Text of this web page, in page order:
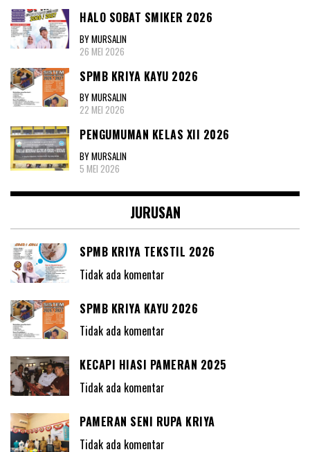
HALO SOBAT SMIKER 2026
BY MURSALIN
26 MEI 2026
SPMB KRIYA KAYU 2026
BY MURSALIN
22 MEI 2026
PENGUMUMAN KELAS XII 2026
BY MURSALIN
5 MEI 2026
JURUSAN
SPMB KRIYA TEKSTIL 2026
Tidak ada komentar
SPMB KRIYA KAYU 2026
Tidak ada komentar
KECAPI HIASI PAMERAN 2025
Tidak ada komentar
PAMERAN SENI RUPA KRIYA
Tidak ada komentar